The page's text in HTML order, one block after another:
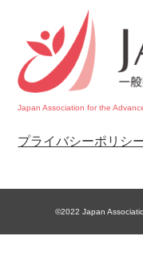
Japan Association for the
プライバシーポリシ
©2022 Japan